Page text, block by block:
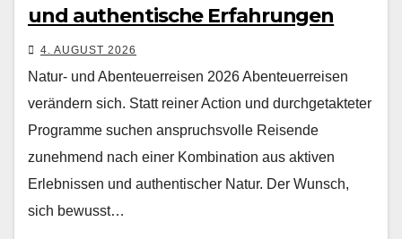
und authentische Erfahrungen
4. AUGUST 2026
Natur- und Abenteuerreisen 2026 Aben­teuer­reisen
verän­dern sich. Statt rein­er Action und durchge­tak­teter
Pro­gramme suchen anspruchsvolle Reisende
zunehmend nach ein­er Kom­bi­na­tion aus aktiv­en
Erleb­nis­sen und authen­tis­ch­er Natur. Der Wun­sch,
sich bewusst…